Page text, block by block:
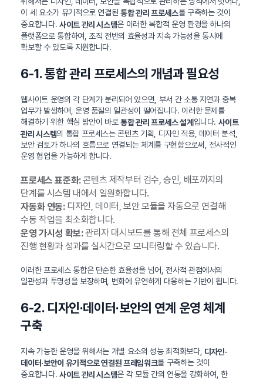
이 세 요소가 유기적으로 연결된통합 관리 프로세스를 구축하는 것이
중요합니다. 사이트 관리 시스템은 이러한 복합적 운영 환경을 하나의
플랫폼으로 통합하여, 조직 전반의 효율성과 지속 가능성을 동시에
확보할 수 있도록 지원합니다.
6-1. 통합 관리 프로세스의 개념과 필요성
웹사이트 운영의 각 단계가 분리되어 있으면, 부서 간 소통 지연과 중복
업무가 발생하며, 운영 품질의 일관성이 떨어집니다. 이러한 문제를
해결하기 위한 핵심 방안이 바로통합 관리 프로세스 설계입니다. 사이트
관리 시스템의 통합 프로세스는 콘텐츠 기획, 디자인 적용, 데이터 분석,
보안 검토가 하나의 흐름으로 연결되는 체계를 구현함으로써, 전사적인
운영 협업을 가능하게 합니다.
프로세스 표준화:콘텐츠 제작부터 검수, 승인, 배포까지의
단계를 시스템 내에서 일원화합니다.
자동화 연동:디자인, 데이터, 보안 모듈을 자동으로 연결해
수동 작업을 최소화합니다.
운영 가시성 확보:관리자 대시보드를 통해 전체 프로세스의
진행 현황과 성과를 실시간으로 모니터링할 수 있습니다.
이러한 프로세스 통합은 단순한 효율성을 넘어, 전사적 관점에서의
일관성과 투명성을 보장하며, 변화에 유연하게 대응하는 기반이 됩니다.
6-2. 디자인·데이터·보안의 연계 운영 체계
구축
지속 가능한 운영을 위해서는 개별 요소의 성능 최적화보다, 디자인·
데이터·보안이 유기적으로 연결된 프레임워크를 구축하는 것이
중요합니다. 사이트 관리 시스템은 각 모듈 간의 연동을 강화하여, 한